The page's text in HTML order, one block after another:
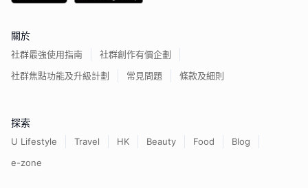
關於
社群最強使用指南
社群創作有價企劃
社群焦點功能及升級計劃
常見問題 條款及細則
探索
U Lifestyle Travel HK Beauty Food
Blog
e-zone